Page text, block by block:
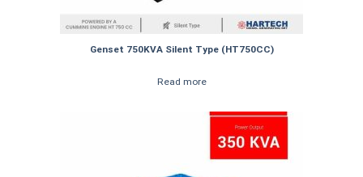
Genset 750KVA Silent Type (HT750CC)
Read more